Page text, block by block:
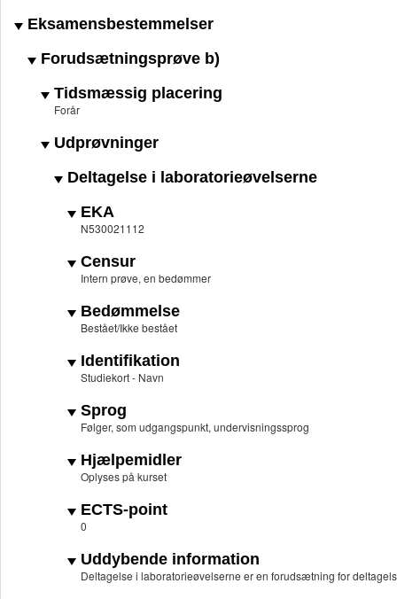
Eksamensbestemmelser
Forudsætningsprøve b)
Tidsmæssig placering
Forår
Udprøvninger
Deltagelse i laboratorieøvelserne
EKA
N530021112
Censur
Intern prøve, en bedømmer
Bedømmelse
Bestået/Ikke bestået
Identifikation
Studiekort - Navn
Sprog
Følger, som udgangspunkt, undervisningssprog
Hjælpemidler
Oplyses på kurset
ECTS-point
0
Uddybende information
Deltagelse i laboratorieøvelserne er en forudsætning for